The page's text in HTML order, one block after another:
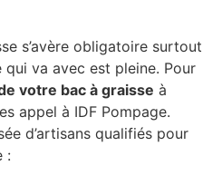
s’avère obligatoire surtout
va avec est pleine. Pour
votre bac à graisse à
appel à IDF Pompage.
d’artisans qualifiés pour
: